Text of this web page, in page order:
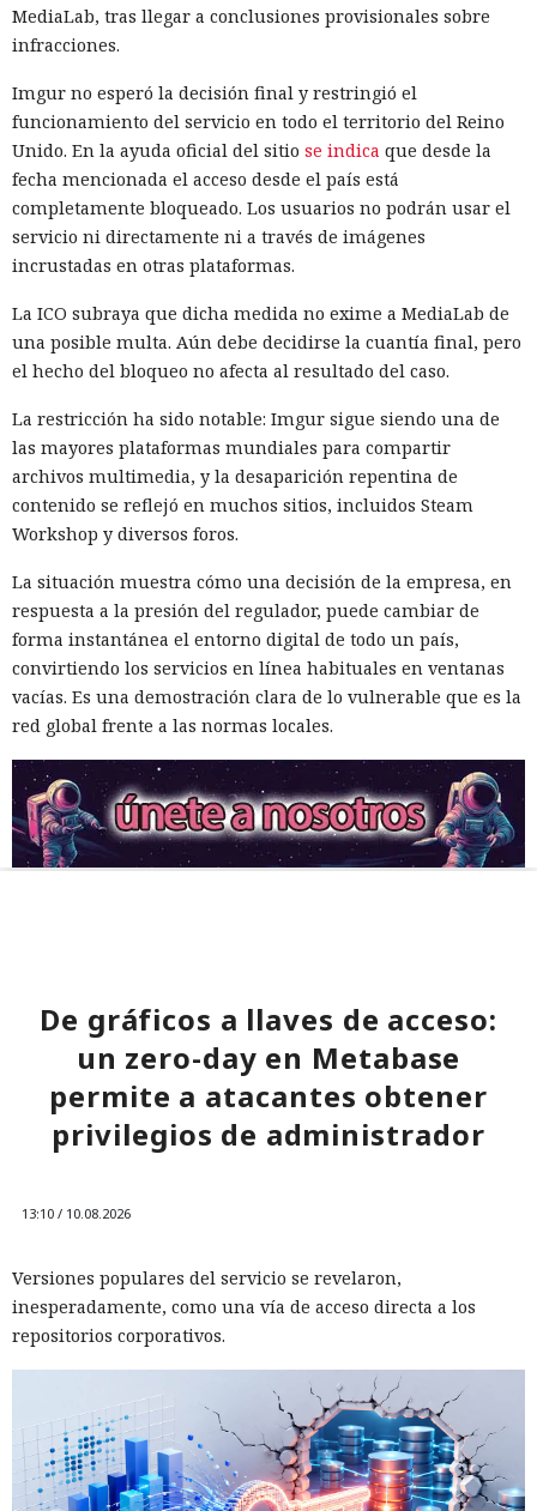
MediaLab, tras llegar a conclusiones provisionales sobre
infracciones.
Imgur no esperó la decisión final y restringió el
funcionamiento del servicio en todo el territorio del Reino
Unido. En la ayuda oficial del sitio se indica que desde la
fecha mencionada el acceso desde el país está
completamente bloqueado. Los usuarios no podrán usar el
servicio ni directamente ni a través de imágenes
incrustadas en otras plataformas.
La ICO subraya que dicha medida no exime a MediaLab de
una posible multa. Aún debe decidirse la cuantía final, pero
el hecho del bloqueo no afecta al resultado del caso.
La restricción ha sido notable: Imgur sigue siendo una de
las mayores plataformas mundiales para compartir
archivos multimedia, y la desaparición repentina de
contenido se reflejó en muchos sitios, incluidos Steam
Workshop y diversos foros.
La situación muestra cómo una decisión de la empresa, en
respuesta a la presión del regulador, puede cambiar de
forma instantánea el entorno digital de todo un país,
convirtiendo los servicios en línea habituales en ventanas
vacías. Es una demostración clara de lo vulnerable que es la
red global frente a las normas locales.
De gráficos a llaves de acceso:
un zero-day en Metabase
permite a atacantes obtener
privilegios de administrador
13:10 / 10.08.2026
Versiones populares del servicio se revelaron,
inesperadamente, como una vía de acceso directa a los
repositorios corporativos.